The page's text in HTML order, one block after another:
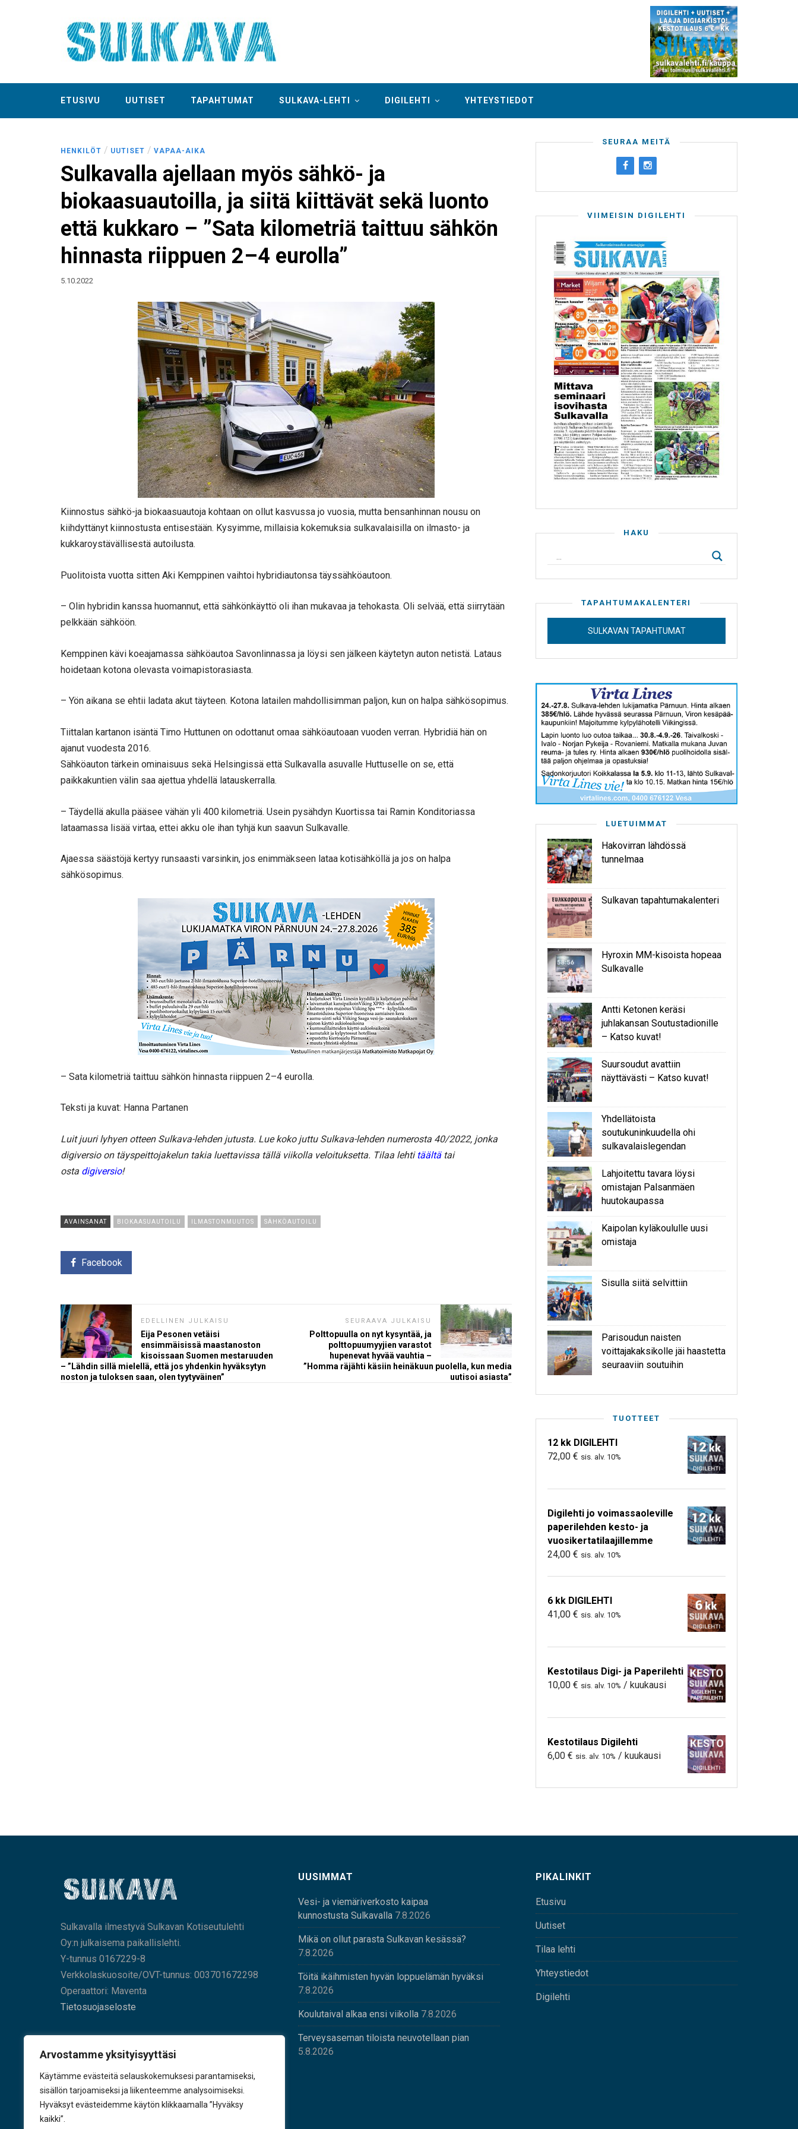
Arvostamme yksityisyyttäsi
Käytämme evästeitä selauskokemuksesi parantamiseksi,
sisällön tarjoamiseksi ja liikenteemme analysoimiseksi.
Hyväksyt evästeidemme käytön klikkaamalla ”Hyväksy
kaikki”.
ETUSIVU UUTISET TAPAHTUMAT SULKAVA-LEHTI DIGILEHTI YHTEYSTIEDOT
HENKILÖT / UUTISET / VAPAA-AIKA
Sulkavalla ajellaan myös sähkö- ja
biokaasuautoilla, ja siitä kiittävät sekä luonto
että kukkaro – ”Sata kilometriä taittuu sähkön
hinnasta riippuen 2–4 eurolla”
5.10.2022
Kiinnostus sähkö-ja biokaasuautoja kohtaan on ollut kasvussa jo vuosia, mutta bensanhinnan nousu on
kiihdyttänyt kiinnostusta entisestään. Kysyimme, millaisia kokemuksia sulkavalaisilla on ilmasto- ja
kukkaroystävällisestä autoilusta.
Puolitoista vuotta sitten Aki Kemppinen vaihtoi hybridiautonsa täyssähköautoon.
– Olin hybridin kanssa huomannut, että sähkönkäyttö oli ihan mukavaa ja tehokasta. Oli selvää, että siirrytään
pelkkään sähköön.
Kemppinen kävi koeajamassa sähköautoa Savonlinnassa ja löysi sen jälkeen käytetyn auton netistä. Lataus
hoidetaan kotona olevasta voimapistorasiasta.
– Yön aikana se ehtii ladata akut täyteen. Kotona latailen mahdollisimman paljon, kun on halpa sähkösopimus.
Tiittalan kartanon isäntä Timo Huttunen on odottanut omaa sähköautoaan vuoden verran. Hybridiä hän on
ajanut vuodesta 2016.
Sähköauton tärkein ominaisuus sekä Helsingissä että Sulkavalla asuvalle Huttuselle on se, että
paikkakuntien välin saa ajettua yhdellä latauskerralla.
– Täydellä akulla pääsee vähän yli 400 kilometriä. Usein pysähdyn Kuortissa tai Ramin Konditoriassa
lataamassa lisää virtaa, ettei akku ole ihan tyhjä kun saavun Sulkavalle.
Ajaessa säästöjä kertyy runsaasti varsinkin, jos enimmäkseen lataa kotisähköllä ja jos on halpa
sähkösopimus.
– Sata kilometriä taittuu sähkön hinnasta riippuen 2–4 eurolla.
Teksti ja kuvat: Hanna Partanen
Luit juuri lyhyen otteen Sulkava-lehden jutusta. Lue koko juttu Sulkava-lehden numerosta 40/2022, jonka
digiversio on täyspeittojakelun takia luettavissa tällä viikolla veloituksetta. Tilaa lehti täältätai
osta digiversio!
AVAINSANAT BIOKAASUAUTOILU ILMASTONMUUTOS SÄHKÖAUTOILU
Facebook
EDELLINEN JULKAISU
Eija Pesonen vetäisi
ensimmäisissä maastanoston
kisoissaan Suomen mestaruuden
– ”Lähdin sillä mielellä, että jos yhdenkin hyväksytyn
noston ja tuloksen saan, olen tyytyväinen”
SEURAAVA JULKAISU
Polttopuulla on nyt kysyntää, ja
polttopuumyyjien varastot
hupenevat hyvää vauhtia –
”Homma räjähti käsiin heinäkuun puolella, kun media
uutisoi asiasta”
SEURAA MEITÄ
VIIMEISIN DIGILEHTI
HAKU
TAPAHTUMAKALENTERI
SULKAVAN TAPAHTUMAT
LUETUIMMAT
Hakovirran lähdössä
tunnelmaa
Sulkavan tapahtumakalenteri
Hyroxin MM-kisoista hopeaa
Sulkavalle
Antti Ketonen keräsi
juhlakansan Soutustadionille
– Katso kuvat!
Suursoudut avattiin
näyttävästi – Katso kuvat!
Yhdellätoista
soutukuninkuudella ohi
sulkavalaislegendan
Lahjoitettu tavara löysi
omistajan Palsanmäen
huutokaupassa
Kaipolan kyläkoululle uusi
omistaja
Sisulla siitä selvittiin
Parisoudun naisten
voittajakaksikolle jäi haastetta
seuraaviin soutuihin
TUOTTEET
12 kk DIGILEHTI
72,00 € sis. alv. 10%
Digilehti jo voimassaoleville
paperilehden kesto- ja
vuosikertatilaajillemme
24,00 € sis. alv. 10%
6 kk DIGILEHTI
41,00 € sis. alv. 10%
Kestotilaus Digi- ja Paperilehti
10,00 € sis. alv. 10% / kuukausi
Kestotilaus Digilehti
6,00 € sis. alv. 10% / kuukausi
Sulkavalla ilmestyvä Sulkavan Kotiseutulehti
Oy:n julkaisema paikallislehti.
Y-tunnus 0167229-8
Verkkolaskuosoite/OVT-tunnus: 003701672298
Operaattori: Maventa
Tietosuojaseloste
KÄY TYKKÄÄMÄSSÄ
UUSIMMAT
Vesi- ja viemäriverkosto kaipaa
kunnostusta Sulkavalla 7.8.2026
Mikä on ollut parasta Sulkavan kesässä?
7.8.2026
Töitä ikäihmisten hyvän loppuelämän hyväksi
7.8.2026
Koulutaival alkaa ensi viikolla 7.8.2026
Terveysaseman tiloista neuvotellaan pian
5.8.2026
PIKALINKIT
Etusivu
Uutiset
Tilaa lehti
Yhteystiedot
Digilehti